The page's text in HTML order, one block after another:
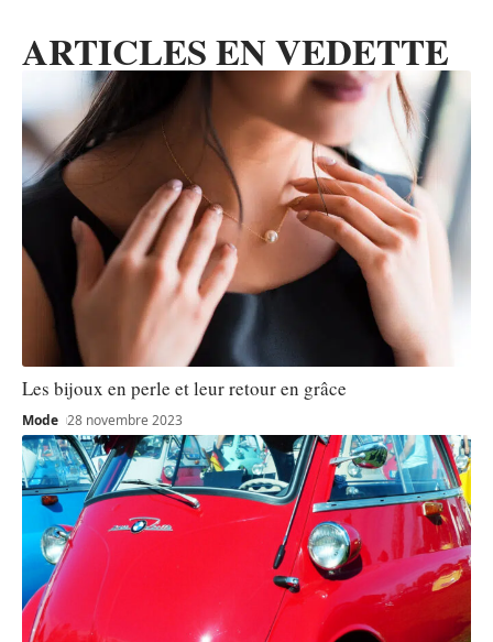
ARTICLES EN VEDETTE
Les bijoux en perle et leur retour en grâce
Mode 28 novembre 2023